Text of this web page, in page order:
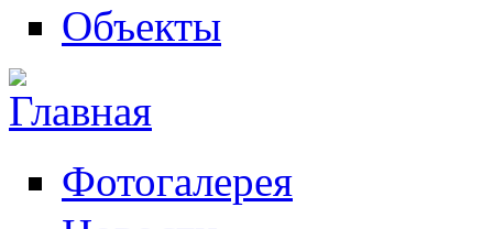
Объекты
Фотогалерея